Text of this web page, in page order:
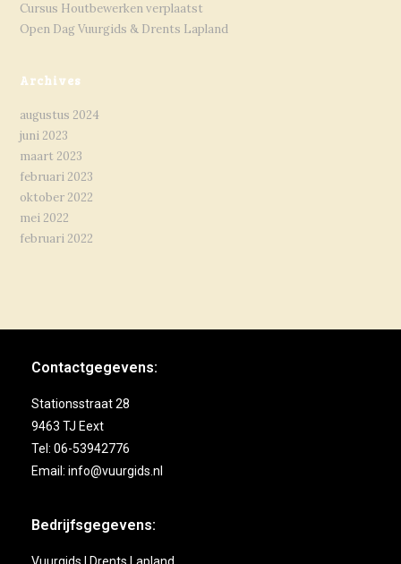
Cursus Houtbewerken verplaatst
Open Dag Vuurgids & Drents Lapland
Archives
augustus 2024
juni 2023
maart 2023
februari 2023
oktober 2022
mei 2022
februari 2022
Contactgegevens:
Stationsstraat 28
9463 TJ Eext
Tel: 06-53942776
Email: info@vuurgids.nl
Bedrijfsgegevens: